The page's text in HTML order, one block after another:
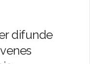
difunde